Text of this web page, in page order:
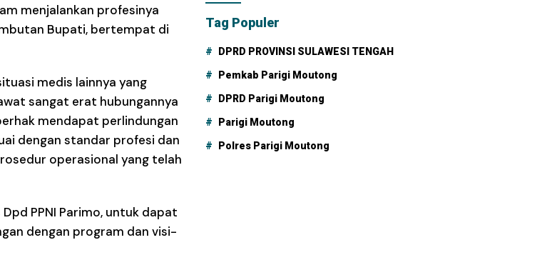
menjalankan profesinya
Bupati, bertempat di
medis lainnya yang
sangat erat hubungannya
mendapat perlindungan
dengan standar profesi dan
operasional yang telah
PPNI Parimo, untuk dapat
dengan program dan visi-
Tag Populer
DPRD PROVINSI SULAWESI TENGAH
Pemkab Parigi Moutong
DPRD Parigi Moutong
Parigi Moutong
Polres Parigi Moutong